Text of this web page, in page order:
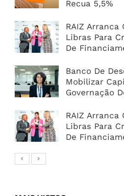
Recua 5,5%
RAIZ Arranca
Libras Para
De
Banco De
Mobilizar
Governação
RAIZ Arranca
Libras Para
De